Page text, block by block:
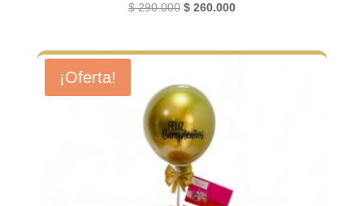
$290.000 El
$ 290.000.
$260.000El
¡Oferta!